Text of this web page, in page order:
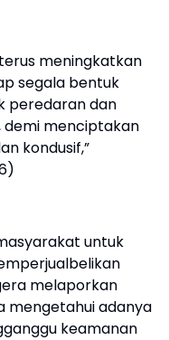
meningkatkan
segala bentuk
peredaran dan
demi menciptakan
kondusif,”
untuk
melaporkan
mengetahui adanya
keamanan